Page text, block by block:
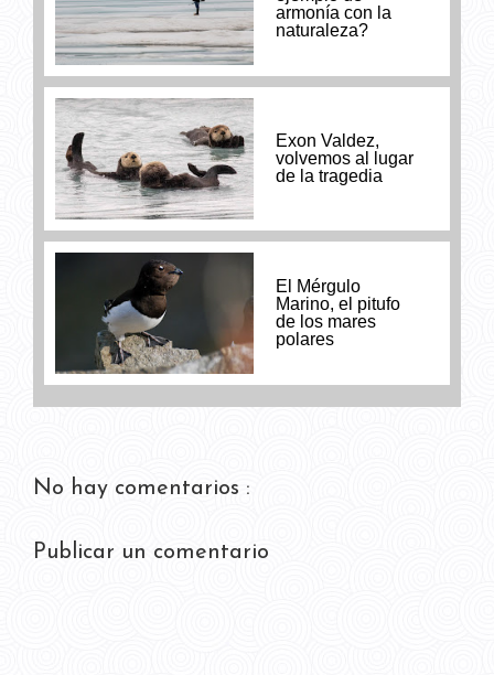
armonía con la
naturaleza?
Exon Valdez,
volvemos al lugar
de la tragedia
El Mérgulo
Marino, el pitufo
de los mares
polares
No hay comentarios :
Publicar un comentario